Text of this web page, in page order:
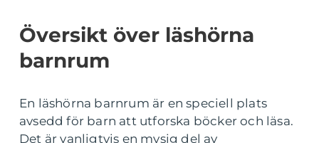
Översikt över läshörna
barnrum
En läshörna barnrum är en speciell plats
avsedd för barn att utforska böcker och läsa.
Det är vanligtvis en mysig del av